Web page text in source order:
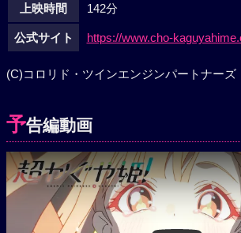
上映時間 142分
公式サイト https://www.cho-
(C)コロリド・ツインエンジンパートナーズ
予告編動画